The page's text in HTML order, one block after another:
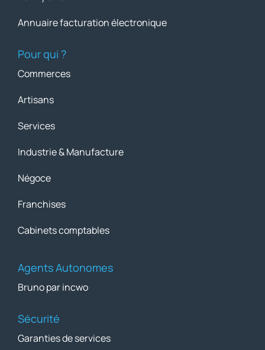
Annuaire facturation électronique
Pour qui ?
Commerces
Artisans
Services
Industrie & Manufacture
Négoce
Franchises
Cabinets comptables
Agents Autonomes
Bruno par incwo
Sécurité
Garanties de services